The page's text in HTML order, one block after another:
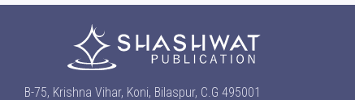
B-75, Krishna Vihar, Koni, Bilaspur, C.G 495001